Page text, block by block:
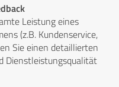
Leistung eines
(z.B. Kundenservice,
Sie einen detaillierten
Dienstleistungsqualität